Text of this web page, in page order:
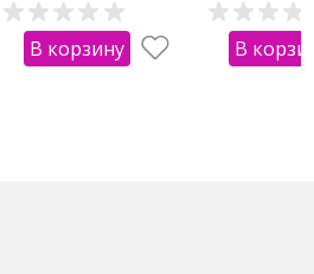
В корзину В